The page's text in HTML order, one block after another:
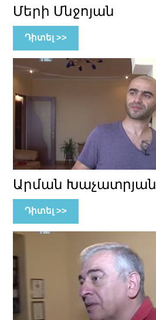
Մերի Մնջոյան
Դիտել >>
Արման Խաչատրյան
Դիտել >>